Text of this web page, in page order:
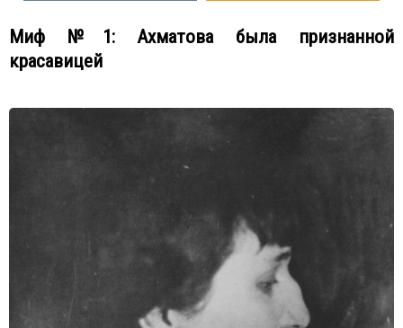
Миф №1: Ахматова была признанной
красавицей